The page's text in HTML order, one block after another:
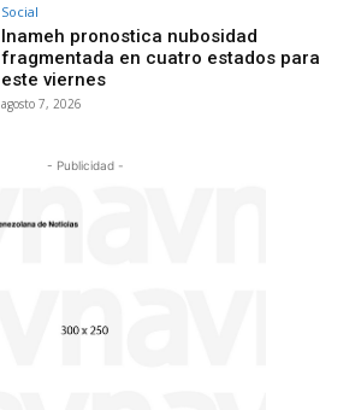
Social
Inameh pronostica nubosidad
fragmentada en cuatro estados para
este viernes
agosto 7, 2026
- Publicidad -